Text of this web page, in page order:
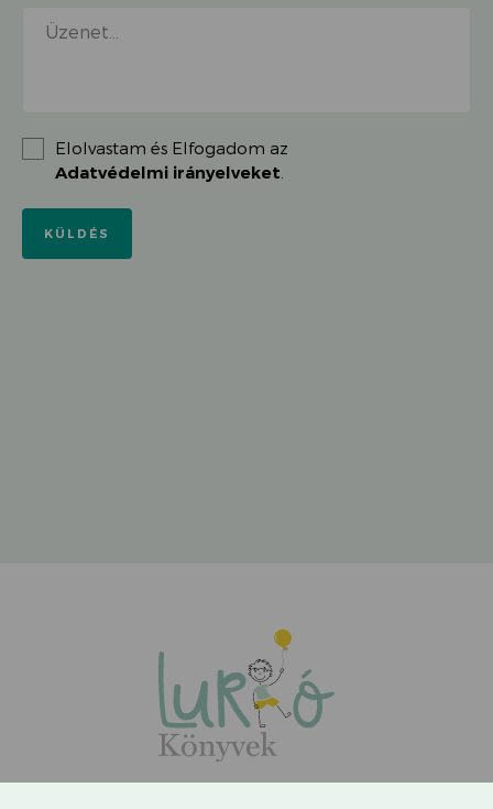
Elolvastam és Elfogadom az
Adatvédelmi irányelveket
KÜLDÉS